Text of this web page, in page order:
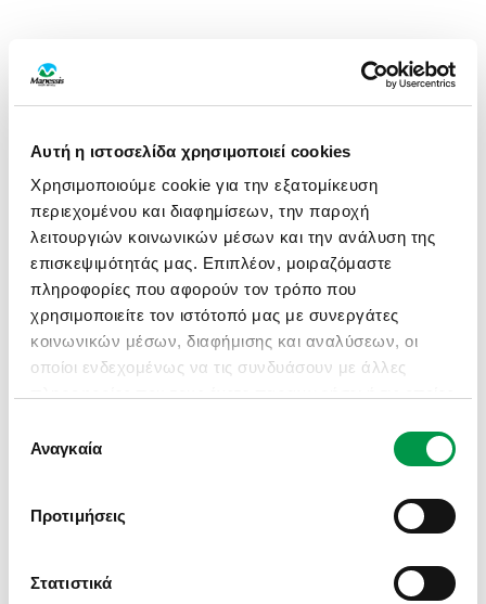
Αυτή η ιστοσελίδα χρησιμοποιεί cookies
Χρησιμοποιούμε cookie για την εξατομίκευση
περιεχομένου και διαφημίσεων, την παροχή
λειτουργιών κοινωνικών μέσων και την ανάλυση της
επισκεψιμότητάς μας. Επιπλέον, μοιραζόμαστε
πληροφορίες που αφορούν τον τρόπο που
χρησιμοποιείτε τον ιστότοπό μας με συνεργάτες
κοινωνικών μέσων, διαφήμισης και αναλύσεων, οι
οποίοι ενδεχομένως να τις συνδυάσουν με άλλες
χρήση των υπηρεσιών τους.
συγκατάθεσης
Αναγκαία
Προτιμήσεις
Στατιστικά
APPLICATION ERROR: A CLIENT-SIDE EXCEPTION HAS